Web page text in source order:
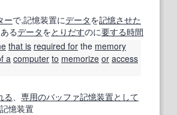
ーで,記憶装置にデータを記憶させた
るデータをとりだすのに要する時間
that is required for the memory
a computer to memorize or access
る 専用のバッファ記憶装置として
記憶装置